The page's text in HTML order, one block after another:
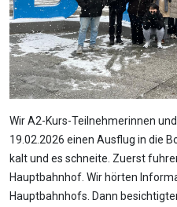
Wir A2-Kurs-Teilnehmerinnen
19.02.2026 einen Ausflug in die
kalt und es schneite. Zuerst
Hauptbahnhof. Wir hörten
Hauptbahnhofs. Dann